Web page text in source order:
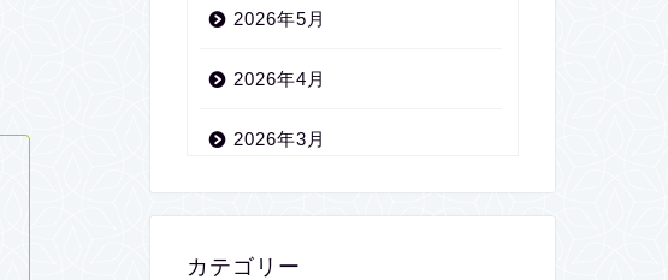
2026年5月
2026年4月
2026年3月
2026年2月
2026年1月
カテゴリー